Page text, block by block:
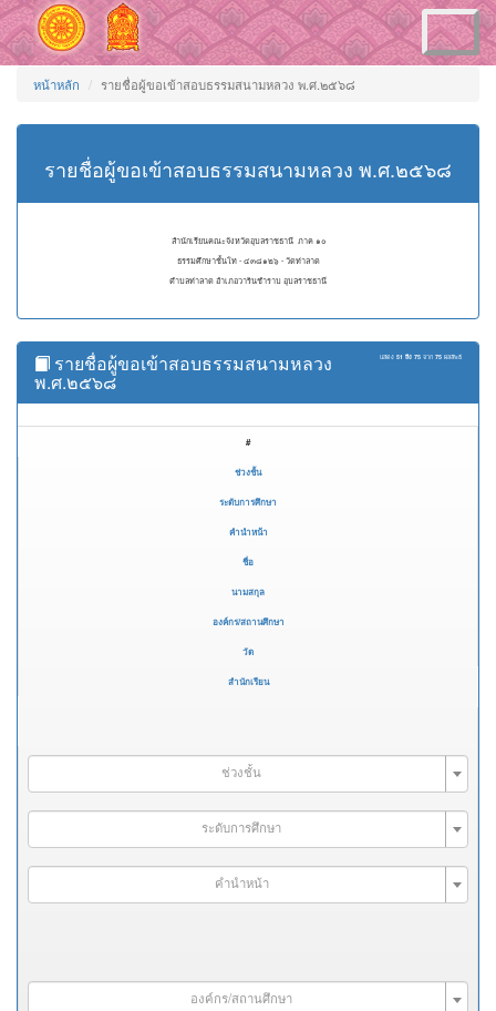
Toggle
navigation
หน้าหลัก รายชื่อผู้ขอเข้าสอบธรรมสนามหลวง พ.ศ.๒๕๖๘
รายชื่อผู้ขอเข้าสอบธรรมสนามหลวง พ.ศ.๒๕๖๘
สำนักเรียนคณะจังหวัดอุบลราชธานี ภาค ๑๐
ธรรมศึกษาชั้นโท - ๔๓๘๑๒๖ - วัดท่าลาด
ตำบลท่าลาด อำเภอวารินชำราบ อุบลราชธานี
แสดง 51 ถึง 75 จาก 75 ผลลัพธ์
รายชื่อผู้ขอเข้าสอบธรรมสนามหลวง
พ.ศ.๒๕๖๘
#
ช่วงชั้น
ระดับการศึกษา
คำนำหน้า
ชื่อ
นามสกุล
องค์กร/สถานศึกษา
วัด
สำนักเรียน
ช่วงชั้น
ระดับการศึกษา
คำนำหน้า
องค์กร/สถานศึกษา